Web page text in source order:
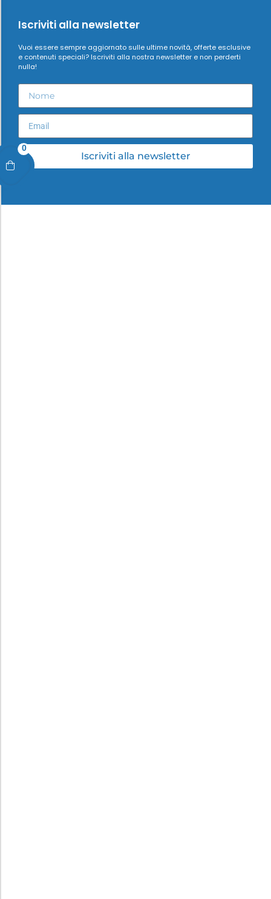
0
Iscriviti alla newsletter
Vuoi essere sempre aggiornato sulle ultime novità, offerte esclusive
e contenuti speciali? Iscriviti alla nostra newsletter e non perderti
nulla!
Iscriviti alla newsletter